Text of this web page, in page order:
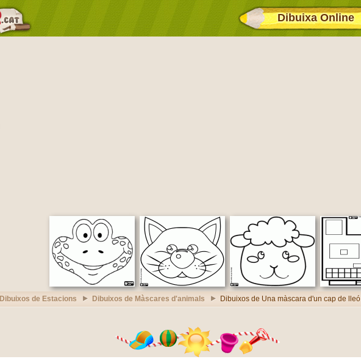
Dibuixa Online
Dibuixos de Estacions Dibuixos de Màscares d'animals Dibuixos de Una màscara d'un cap de lleó